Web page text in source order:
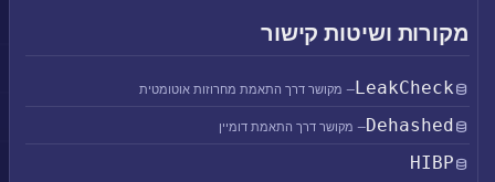
מקורות ושיטות קישור
LeakCheck— מקושר דרך התאמת מחרוזות אוטומטית
Dehashed— מקושר דרך התאמת דומיין
HIBP